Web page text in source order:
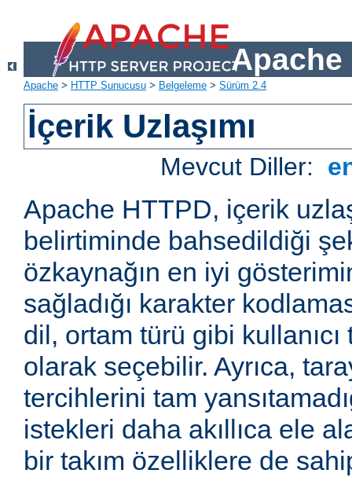
Apache
Apache > HTTP Sunucusu > Belgeleme > Sürüm 2.4
İçerik Uzlaşımı
Mevcut Diller:
Apache HTTPD, içerik
belirtiminde bahsedildiği
özkaynağın en iyi
sağladığı karakter
dil, ortam türü gibi
olarak seçebilir. Ayrıca,
tercihlerini tam
istekleri daha akıllıca ele
bir takım özelliklere de